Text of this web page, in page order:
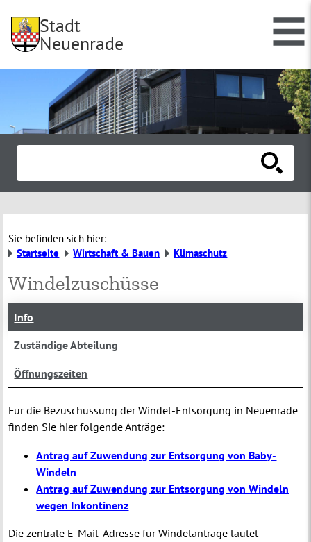
Stadt
Neuenrade
Sie befinden sich hier:
Startseite
Wirtschaft & Bauen Klimaschutz
Windelzuschüsse
Info
Zuständige Abteilung
Öffnungszeiten
Für die Bezuschussung der Windel-Entsorgung in Neuenrade
finden Sie hier folgende Anträge:
Antrag auf Zuwendung zur Entsorgung von Baby-
Windeln
Antrag auf Zuwendung zur Entsorgung von Windeln
wegen Inkontinenz
Die zentrale E-Mail-Adresse für Windelanträge lautet